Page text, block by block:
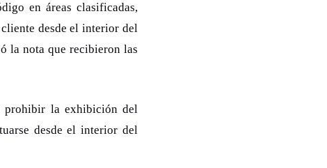
en áreas clasificadas,
desde el interior del
la nota que recibieron las
prohibir la exhibición del
desde el interior del